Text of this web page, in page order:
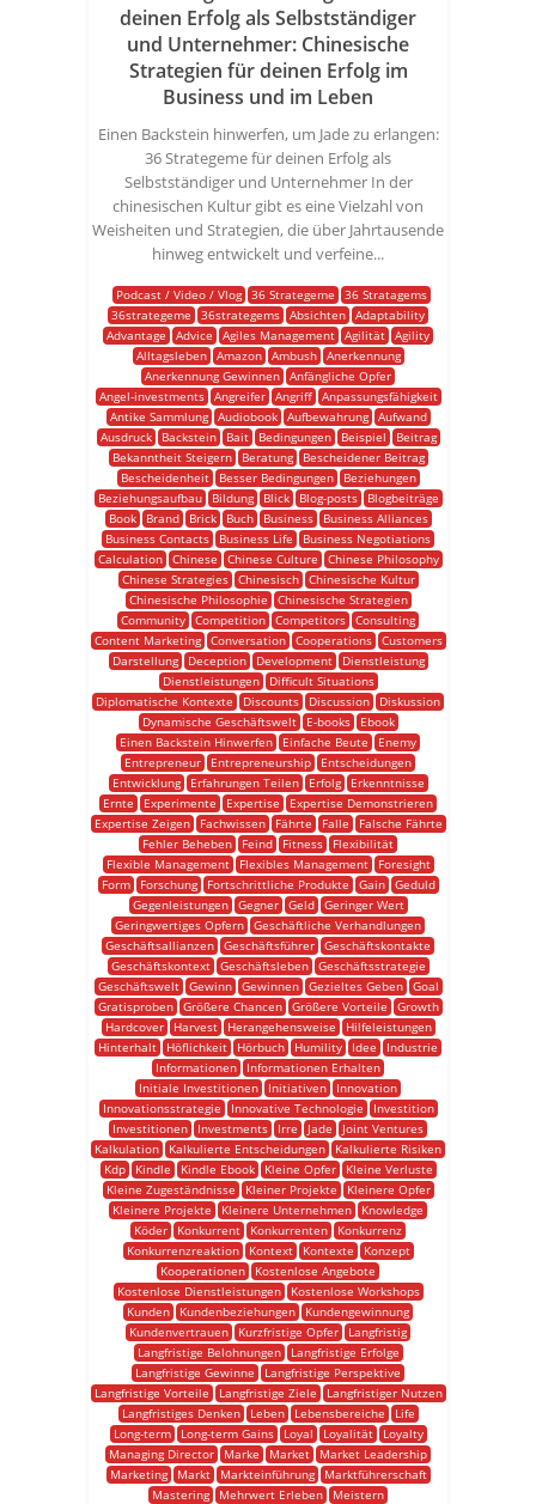
deinen Erfolg als Selbstständiger
und Unternehmer: Chinesische
Strategien für deinen Erfolg im
Business und im Leben
Einen Backstein hinwerfen, um Jade zu erlangen:
36 Strategeme für deinen Erfolg als
Selbstständiger und Unternehmer In der
chinesischen Kultur gibt es eine Vielzahl von
Weisheiten und Strategien, die über Jahrtausende
hinweg entwickelt und verfeine...
Podcast / Video / Vlog 36 Strategeme
36 Stratagems
36strategeme
36strategems Absichten Adaptability
Advantage
Advice Agiles Management Agilität Agility
Alltagsleben
Amazon Ambush
Anerkennung
Anerkennung Gewinnen Anfängliche Opfer
Angel-investments
Angreifer Angriff
Anpassungsfähigkeit
Antike Sammlung
Audiobook Aufbewahrung
Aufwand
Ausdruck
Backstein Bait Bedingungen Beispiel
Beitrag
Bekanntheit Steigern
Beratung
Bescheidener Beitrag
Bescheidenheit
Besser Bedingungen
Beziehungen
Beziehungsaufbau
Bildung Blick Blog-posts
Blogbeiträge
Book
Brand Brick Buch Business
Business Alliances
Business Contacts
Business Life
Business Negotiations
Calculation
Chinese Chinese Culture
Chinese Philosophy
Chinese Strategies
Chinesisch
Chinesische Kultur
Chinesische Philosophie
Chinesische Strategien
Community Competition Competitors Consulting
Content Marketing
Conversation Cooperations
Customers
Darstellung
Deception Development
Dienstleistung
Dienstleistungen
Difficult Situations
Diplomatische Kontexte
Discounts Discussion
Diskussion
Dynamische Geschäftswelt
E-books
Ebook
Einen Backstein Hinwerfen
Einfache Beute
Enemy
Entrepreneur
Entrepreneurship
Entscheidungen
Entwicklung
Erfahrungen Teilen Erfolg
Erkenntnisse
Ernte
Experimente Expertise
Expertise Demonstrieren
Expertise Zeigen
Fachwissen Fährte Falle
Falsche Fährte
Fehler Beheben
Feind Fitness
Flexibilität
Flexible Management
Flexibles Management
Foresight
Form
Forschung Fortschrittliche Produkte Gain
Geduld
Gegenleistungen
Gegner Geld
Geringer Wert
Geringwertiges Opfern Geschäftliche Verhandlungen
Geschäftsallianzen Geschäftsführer Geschäftskontakte
Geschäftskontext
Geschäftsleben
Geschäftsstrategie
Geschäftswelt
Gewinn Gewinnen Gezieltes Geben
Goal
Gratisproben
Größere Chancen Größere Vorteile
Growth
Hardcover
Harvest Herangehensweise
Hilfeleistungen
Hinterhalt
Höflichkeit Hörbuch Humility Idee
Industrie
Informationen
Informationen Erhalten
Initiale Investitionen
Initiativen
Innovation
Innovationsstrategie
Innovative Technologie
Investition
Investitionen
Investments Irre Jade
Joint Ventures
Kalkulation
Kalkulierte Entscheidungen
Kalkulierte Risiken
Kdp
Kindle Kindle Ebook Kleine Opfer
Kleine Verluste
Kleine Zugeständnisse
Kleiner Projekte
Kleinere Opfer
Kleinere Projekte
Kleinere Unternehmen
Knowledge
Köder
Konkurrent Konkurrenten
Konkurrenz
Konkurrenzreaktion
Kontext Kontexte
Konzept
Kooperationen
Kostenlose Angebote
Kostenlose Dienstleistungen
Kostenlose Workshops
Kunden
Kundenbeziehungen
Kundengewinnung
Kundenvertrauen
Kurzfristige Opfer
Langfristig
Langfristige Belohnungen
Langfristige Erfolge
Langfristige Gewinne
Langfristige Perspektive
Langfristige Vorteile
Langfristige Ziele
Langfristiger Nutzen
Langfristiges Denken
Leben Lebensbereiche
Life
Long-term
Long-term Gains Loyal Loyalität
Loyalty
Managing Director
Marke Market
Market Leadership
Marketing
Markt Markteinführung
Marktführerschaft
Mastering
Mehrwert Erleben
Meistern